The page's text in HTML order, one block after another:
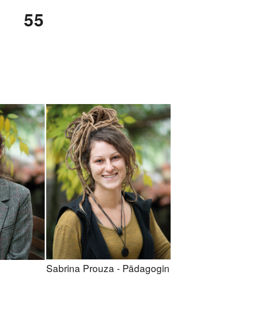
55
Sabrina Prouza - Pädagogin